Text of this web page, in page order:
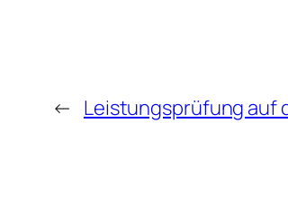
← Leistungsprüfung auf